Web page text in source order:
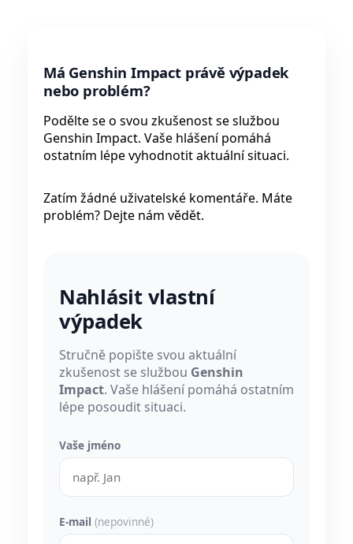
Má Genshin Impact právě výpadek
nebo problém?
Podělte se o svou zkušenost se službou
Genshin Impact. Vaše hlášení pomáhá
ostatním lépe vyhodnotit aktuální situaci.
Zatím žádné uživatelské komentáře. Máte
problém? Dejte nám vědět.
Nahlásit vlastní
výpadek
Stručně popište svou aktuální
zkušenost se službou Genshin
Impact. Vaše hlášení pomáhá ostatním
lépe posoudit situaci.
Vaše jméno
E-mail (nepovinné)